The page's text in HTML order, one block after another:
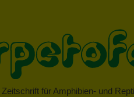
Zeitschrift für Amphibien- und